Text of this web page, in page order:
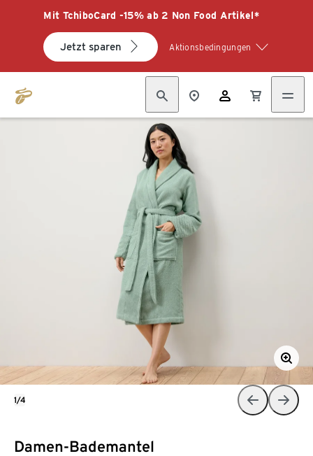
Mit TchiboCard -15% ab 2 Non Food Artikel*
Jetzt sparen Aktionsbedingungen
Damen-Bademantel
1/4